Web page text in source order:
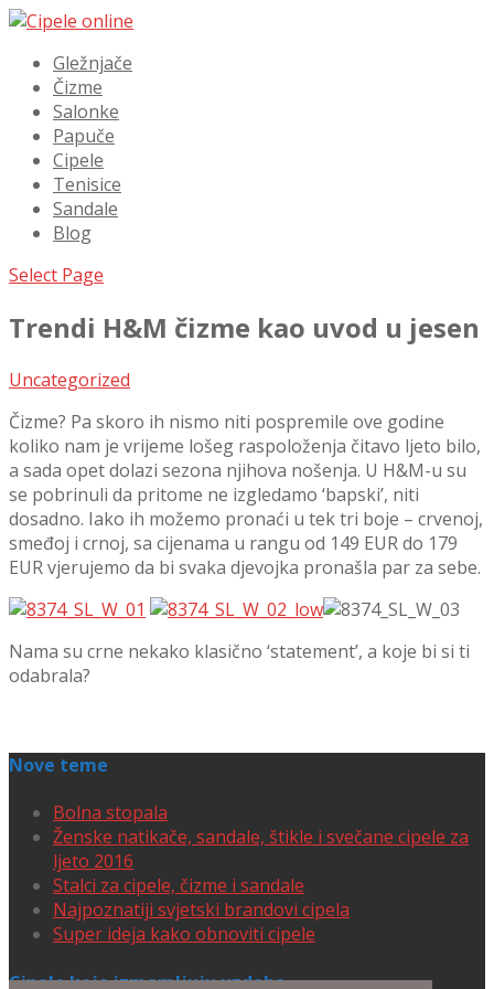
Gležnjače
Čizme
Salonke
Papuče
Cipele
Tenisice
Sandale
Blog
Select Page
Trendi H&M čizme kao uvod u jesen
Uncategorized
Čizme? Pa skoro ih nismo niti pospremile ove godine
koliko nam je vrijeme lošeg raspoloženja čitavo ljeto bilo,
a sada opet dolazi sezona njihova nošenja. U H&M-u su
se pobrinuli da pritome ne izgledamo ‘bapski’, niti
dosadno. Iako ih možemo pronaći u tek tri boje – crvenoj,
smeđoj i crnoj, sa cijenama u rangu od 149 EUR do 179
EUR vjerujemo da bi svaka djevojka pronašla par za sebe.
Nama su crne nekako klasično ‘statement’, a koje bi si ti
odabrala?
Nove teme
Bolna stopala
Ženske natikače, sandale, štikle i svečane cipele za
ljeto 2016
Stalci za cipele, čizme i sandale
Najpoznatiji svjetski brandovi cipela
Super ideja kako obnoviti cipele
Cipele koje izmamljuju uzdahe